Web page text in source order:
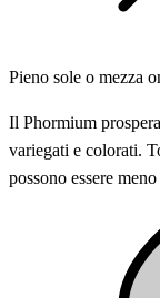
Pieno sole o mezza
Il Phormium
variegati e colorati.
possono essere